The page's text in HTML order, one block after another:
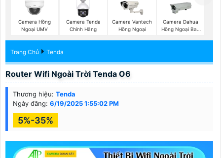
Camera Hồng
Ngoại UMV
Camera Tenda
Chính Hãng
Camera Vantech
Hồng Ngoại
Camera Dahua
Hồng Ngoại Ban
Trang Chủ Tenda
Router Wifi Ngoài Trời Tenda O6
Thương hiệu: Tenda
Ngày đăng: 6/19/2025 1:55:02 PM
5%-35%